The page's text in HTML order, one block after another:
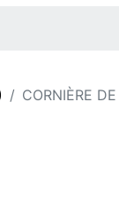
CORNIÈRE